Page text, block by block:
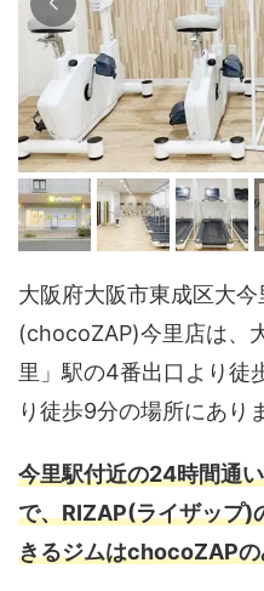
大阪府大阪市東成区大
(chocoZAP)今里店は、
里」駅の4番出口より徒
り徒歩9分の場所にあり
今里駅付近の24時間通
で、RIZAP(ライザップ)
きるジムはchocoZAPの